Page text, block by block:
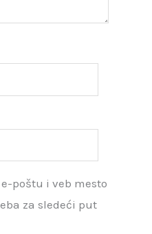
poštu i veb mesto
za sledeći put